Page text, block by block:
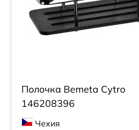
Полочка Bemeta Cytro
146208396
Чехия